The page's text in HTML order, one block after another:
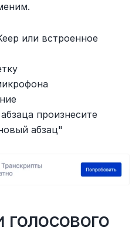
или встроенное
произнесите
абзац"